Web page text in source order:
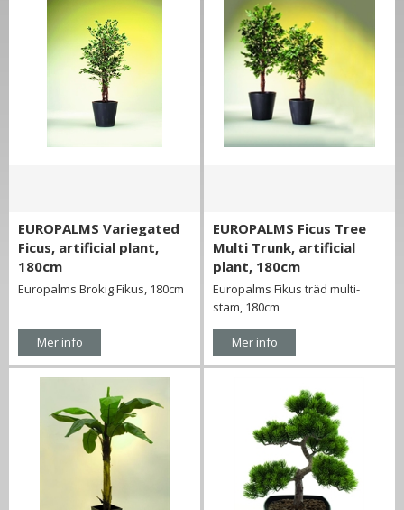
EUROPALMS Variegated
Ficus, artificial plant,
180cm
Europalms Brokig Fikus, 180cm
Mer info
EUROPALMS Ficus Tree
Multi Trunk, artificial
plant, 180cm
Europalms Fikus träd multi-
stam, 180cm
Mer info